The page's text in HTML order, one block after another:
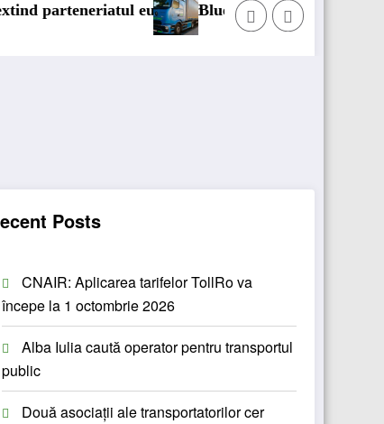
europeanBlue River: 26.123 km cu un camion
Posts
CNAIR: Aplicarea tarifelor TollRo va
începe la 1 octombrie 2026
Alba Iulia caută operator pentru transportul
public
Două asociații ale transportatorilor cer